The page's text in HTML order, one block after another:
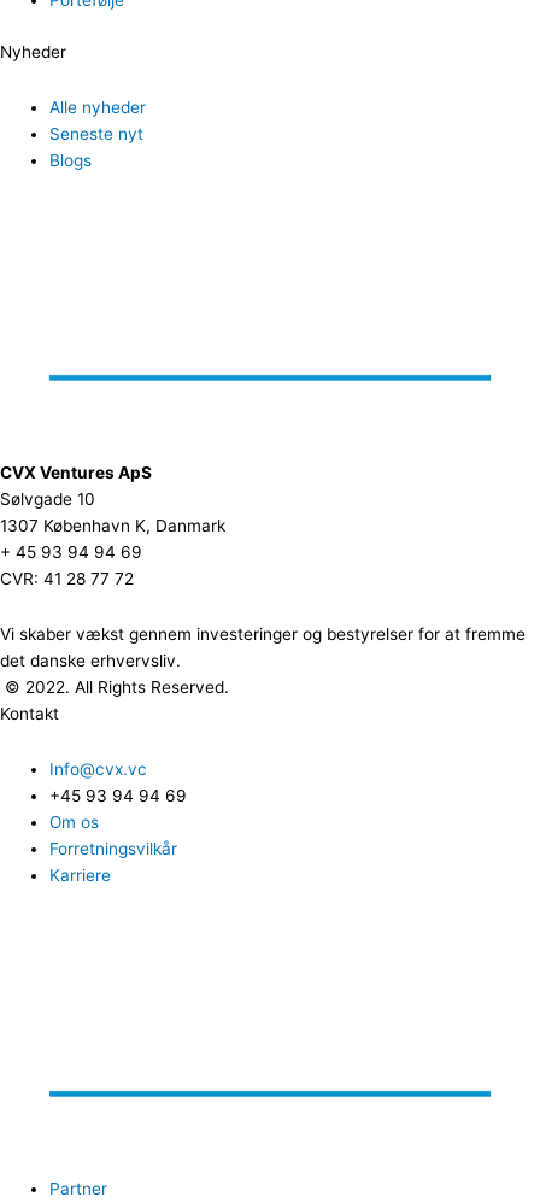
Nyheder
Alle nyheder
Seneste nyt
Blogs
CVX Ventures ApS
Sølvgade 10
1307 København K, Danmark
+ 45 93 94 94 69
CVR: 41 28 77 72
Vi skaber vækst gennem investeringer og bestyrelser for at fremme
det danske erhvervsliv.
© 2022. All Rights Reserved.
Kontakt
Info@cvx.vc
+45 93 94 94 69
Om os
Forretningsvilkår
Karriere
Partner